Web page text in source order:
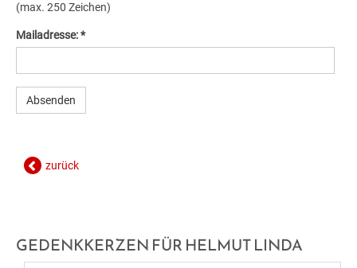
KINDERUNI
ENERGIEBUCHHALTUNG
COMMUNITY-NURSING
KLAR! REGION
(max. 250 Zeichen)
Mailadresse: *
zurück
GEDENKKERZEN FÜR HELMUT LINDA